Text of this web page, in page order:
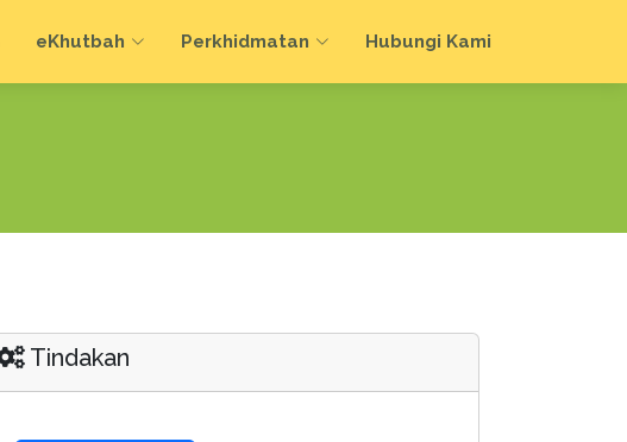
eKhutbah Perkhidmatan Hubungi Kami
Tindakan